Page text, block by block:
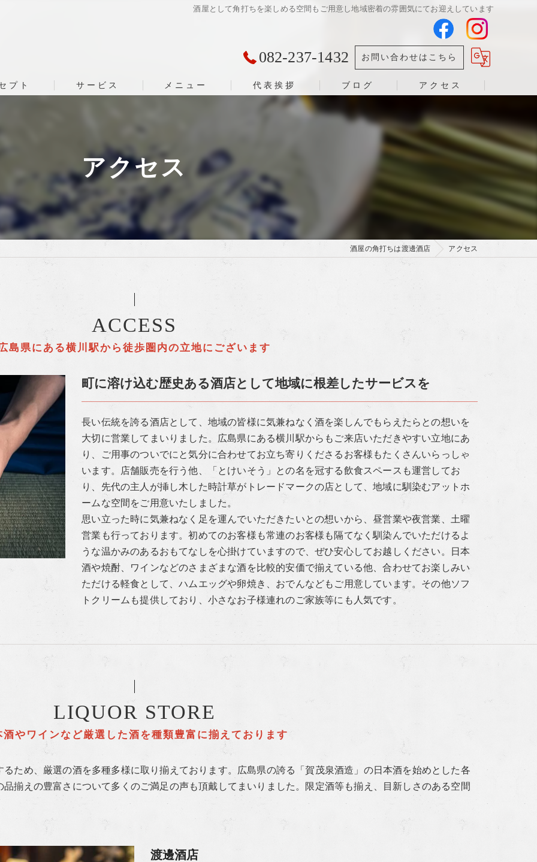
酒屋として角打ちを楽しめる空間もご用意し地域密着の雰囲気にてお迎えしています
082-237-1432 お問い合わせはこちら
プト サービス メニュー 代表挨拶 ブログ アクセス
アクセス
酒屋の角打ちは渡邊酒店 アクセス
島県にある横川駅から徒歩圏内の立地にございます
ACCESS
町に溶け込む歴史ある酒店として地域に根差したサービスを
長い伝統を誇る酒店として、地域の皆様に気兼ねなく酒を楽しんでもらえたらとの想いを
大切に営業してまいりました。広島県にある横川駅からもご来店いただきやすい立地にあ
り、ご用事のついでにと気分に合わせてお立ち寄りくださるお客様もたくさんいらっしゃ
います。店舗販売を行う他、「とけいそう」との名を冠する飲食スペースも運営してお
り、先代の主人が挿し木した時計草がトレードマークの店として、地域に馴染むアットホ
ームな空間をご用意いたしました。
思い立った時に気兼ねなく足を運んでいただきたいとの想いから、昼営業や夜営業、土曜
営業も行っております。初めてのお客様も常連のお客様も隔てなく馴染んでいただけるよ
うな温かみのあるおもてなしを心掛けていますので、ぜひ安心してお越しください。日本
酒や焼酎、ワインなどのさまざまな酒を比較的安価で揃えている他、合わせてお楽しみい
ただける軽食として、ハムエッグや卵焼き、おでんなどもご用意しています。その他ソフ
トクリームも提供しており、小さなお子様連れのご家族等にも人気です。
酒やワインなど厳選した酒を種類豊富に揃えております
LIQUOR STORE
ため、厳選の酒を多種多様に取り揃えております。広島県の誇る「賀茂泉酒造」の日本酒を始めとした各
揃えの豊富さについて多くのご満足の声も頂戴してまいりました。限定酒等も揃え、目新しさのある空間
渡邊酒店